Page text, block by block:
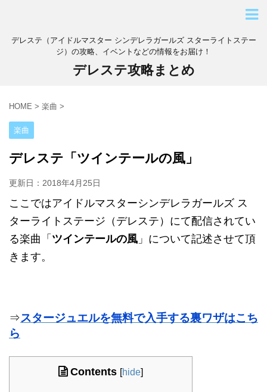
デレステ（アイドルマスター シンデレラガールズ スターライトステー
ジ）の攻略、イベントなどの情報をお届け！
デレステ攻略まとめ
HOME > 楽曲 >
楽曲
デレステ「ツインテールの風」
更新日： 2018年4月25日
ここではアイドルマスターシンデレラガールズ ス
ターライトステージ（デレステ）にて配信されてい
る楽曲「 ツインテールの風 」について記述させて頂
きます。
⇒スタージュエルを無料で入手する裏ワザはこち
ら
Contents [hide]